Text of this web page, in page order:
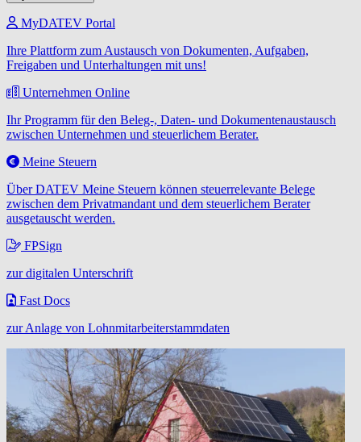
MyDATEV Portal
Ihre Plattform zum Austausch von Dokumenten, Aufgaben,
Freigaben und Unterhaltungen mit uns!
Unternehmen Online
Ihr Programm für den Beleg-, Daten- und Dokumentenaustausch
zwischen Unternehmen und steuerlichem Berater.
Meine Steuern
Über DATEV Meine Steuern können steuerrelevante Belege
zwischen dem Privatmandant und dem steuerlichem Berater
ausgetauscht werden.
FPSign
zur digitalen Unterschrift
Fast Docs
zur Anlage von Lohnmitarbeiterstammdaten